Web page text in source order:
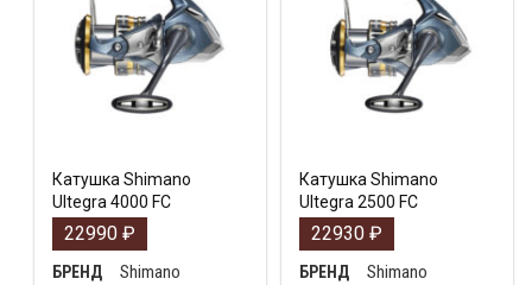
Катушка Shimano
Ultegra 4000 FC
22990 ₽
БРЕНД
Shimano
Катушка Shimano
Ultegra 2500 FC
22930 ₽
БРЕНД
Shimano